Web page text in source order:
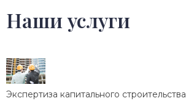
Наши услуги
Экспертиза капитального строительства